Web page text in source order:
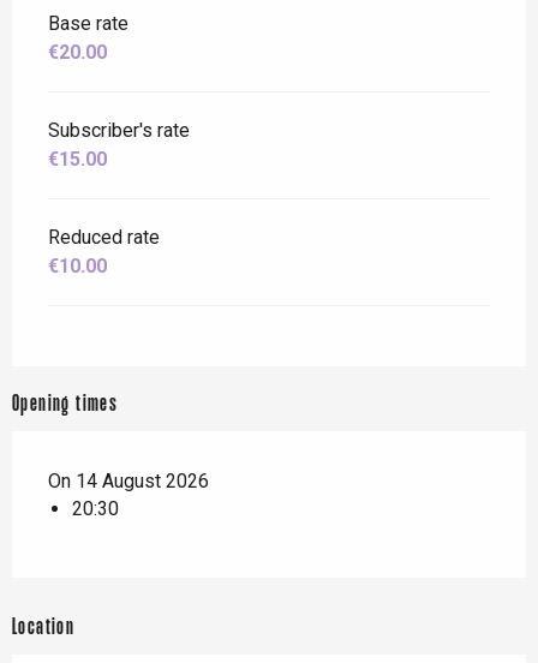
Base rate
€20.00
Subscriber's rate
€15.00
Reduced rate
€10.00
Opening times
On 14 August 2026
20:30
Location